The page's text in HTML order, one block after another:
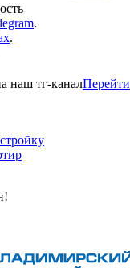
.
.
наш тг-каналПерейти